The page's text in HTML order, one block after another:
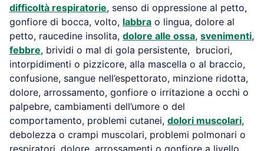
difficoltà respiratorie, senso di oppressione al petto,
gonfiore di bocca, volto, labbra o lingua, dolore al
petto, raucedine insolita, dolore alle ossa, svenimenti,
febbre, brividi o mal di gola persistente, bruciori,
intorpidimenti o pizzicore, alla mascella o al braccio,
confusione, sangue nell’espettorato, minzione ridotta,
dolore, arrossamento, gonfiore o irritazione a occhi o
palpebre, cambiamenti dell’umore o del
comportamento, problemi cutanei, dolori muscolari,
debolezza o crampi muscolari, problemi polmonari o
respiratori, dolore, arrossamenti o gonfiore a livello